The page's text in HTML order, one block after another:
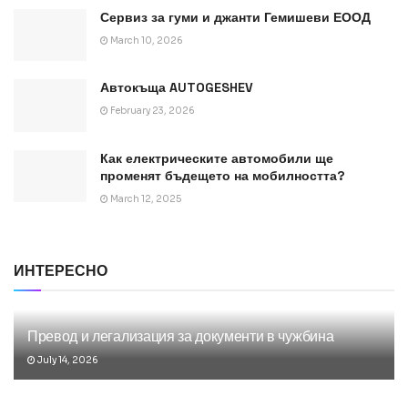
Сервиз за гуми и джанти Гемишеви ЕООД
March 10, 2026
Автокъща AUTOGESHEV
February 23, 2026
Как електрическите автомобили ще
променят бъдещето на мобилността?
March 12, 2025
ИНТЕРЕСНО
Превод и легализация за документи в чужбина
July 14, 2026